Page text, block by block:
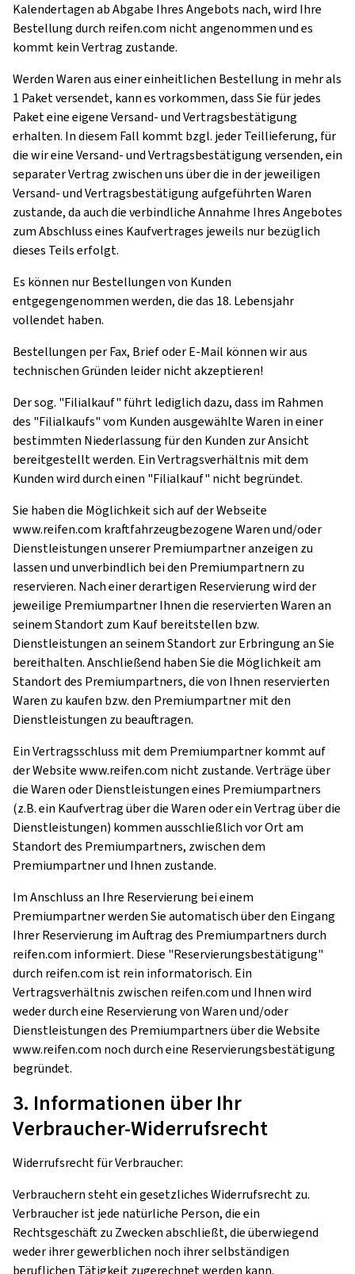
Kalendertagen ab Abgabe Ihres Angebots nach, wird Ihre
Bestellung durch reifen.com nicht angenommen und es
kommt kein Vertrag zustande.
Werden Waren aus einer einheitlichen Bestellung in mehr als
1 Paket versendet, kann es vorkommen, dass Sie für jedes
Paket eine eigene Versand- und Vertragsbestätigung
erhalten. In diesem Fall kommt bzgl. jeder Teillieferung, für
die wir eine Versand- und Vertragsbestätigung versenden, ein
separater Vertrag zwischen uns über die in der jeweiligen
Versand- und Vertragsbestätigung aufgeführten Waren
zustande, da auch die verbindliche Annahme Ihres Angebotes
zum Abschluss eines Kaufvertrages jeweils nur bezüglich
dieses Teils erfolgt.
Es können nur Bestellungen von Kunden
entgegengenommen werden, die das 18. Lebensjahr
vollendet haben.
Bestellungen per Fax, Brief oder E-Mail können wir aus
technischen Gründen leider nicht akzeptieren!
Der sog. "Filialkauf" führt lediglich dazu, dass im Rahmen
des "Filialkaufs" vom Kunden ausgewählte Waren in einer
bestimmten Niederlassung für den Kunden zur Ansicht
bereitgestellt werden. Ein Vertragsverhältnis mit dem
Kunden wird durch einen "Filialkauf" nicht begründet.
Sie haben die Möglichkeit sich auf der Webseite
www.reifen.com kraftfahrzeugbezogene Waren und/oder
Dienstleistungen unserer Premiumpartner anzeigen zu
lassen und unverbindlich bei den Premiumpartnern zu
reservieren. Nach einer derartigen Reservierung wird der
jeweilige Premiumpartner Ihnen die reservierten Waren an
seinem Standort zum Kauf bereitstellen bzw.
Dienstleistungen an seinem Standort zur Erbringung an Sie
bereithalten. Anschließend haben Sie die Möglichkeit am
Standort des Premiumpartners, die von Ihnen reservierten
Waren zu kaufen bzw. den Premiumpartner mit den
Dienstleistungen zu beauftragen.
Ein Vertragsschluss mit dem Premiumpartner kommt auf
der Website www.reifen.com nicht zustande. Verträge über
die Waren oder Dienstleistungen eines Premiumpartners
(z.B. ein Kaufvertrag über die Waren oder ein Vertrag über die
Dienstleistungen) kommen ausschließlich vor Ort am
Standort des Premiumpartners, zwischen dem
Premiumpartner und Ihnen zustande.
Im Anschluss an Ihre Reservierung bei einem
Premiumpartner werden Sie automatisch über den Eingang
Ihrer Reservierung im Auftrag des Premiumpartners durch
reifen.com informiert. Diese "Reservierungsbestätigung"
durch reifen.com ist rein informatorisch. Ein
Vertragsverhältnis zwischen reifen.com und Ihnen wird
weder durch eine Reservierung von Waren und/oder
Dienstleistungen des Premiumpartners über die Website
www.reifen.com noch durch eine Reservierungsbestätigung
begründet.
3. Informationen über Ihr
Verbraucher-Widerrufsrecht
Widerrufsrecht für Verbraucher:
Verbrauchern steht ein gesetzliches Widerrufsrecht zu.
Verbraucher ist jede natürliche Person, die ein
Rechtsgeschäft zu Zwecken abschließt, die überwiegend
weder ihrer gewerblichen noch ihrer selbständigen